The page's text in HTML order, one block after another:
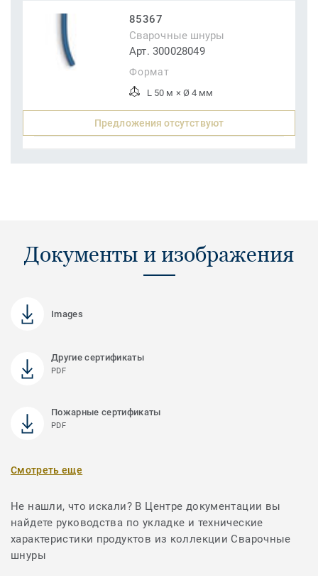
85367
Сварочные шнуры
Арт. 300028049
Формат
L 50 м × Ø 4 мм
Предложения отсутствуют
Документы и изображения
Images
Другие сертификаты
PDF
Пожарные сертификаты
PDF
Смотреть еще
Не нашли, что искали? В Центре документации вы
найдете руководства по укладке и технические
характеристики продуктов из коллекции Сварочные
шнуры